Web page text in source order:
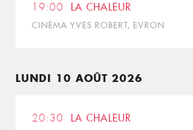
19:00 LA CHALEUR
CINÉMA YVES ROBERT, EVRON
LUNDI 10 AOÛT 2026
20:30 LA CHALEUR